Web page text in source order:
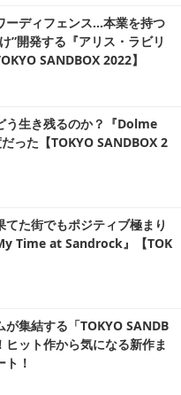
ーディフェンス…本業を持つ
”開発する『アリス・ラビリ
SANDBOX 2022】
う生き残るのか？『Dolme
った【TOKYO SANDBOX 2
た街でもポジティブ極まり
Time at Sandrock』【TOK
が集結する「TOKYO SANDB
ット作から気になる新作ま
！